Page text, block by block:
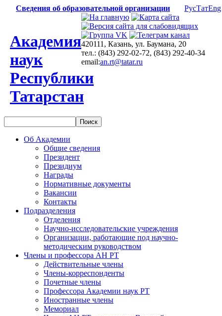
Сведения об образовательной организации РусТатEng
Академия
наук
Республики
Татарстан
420111, Казань, ул. Баумана, 20
тел.: (843) 292-02-72, (843) 292-40-34
email:an.rt@tatar.ru
Об Академии
Общие сведения
Президент
Президиум
Награды
Нормативные документы
Вакансии
Контакты
Подразделения
Отделения
Научно-исследовательские учреждения
Организации, работающие под научно-
методическим руководством
Члены и профессора АН РТ
Действительные члены
Члены-корреспонденты
Почетные члены
Профессора Академии наук РТ
Иностранные члены
Мемориал